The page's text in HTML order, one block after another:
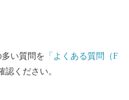
い質問を 「よくある質問（F
認ください。